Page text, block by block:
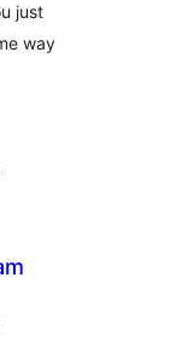
just
way